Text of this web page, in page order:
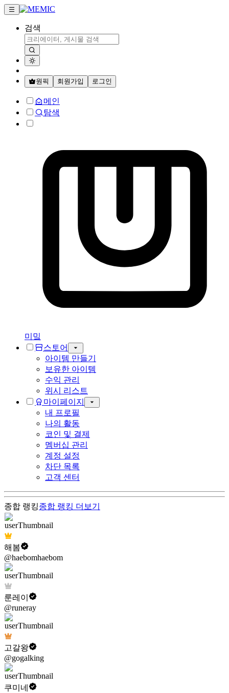
검색
원픽 회원가입 로그인
메인
탐색
미밐
스토어
아이템 만들기
보유한 아이템
수익 관리
위시 리스트
마이페이지
내 프로필
나의 활동
코인 및 결제
멤버십 관리
계정 설정
차단 목록
고객 센터
종합 랭킹종합 랭킹 더보기
해봄
@haebomhaebom
룬레이
@runeray
고갈왕
@gogalking
쿠미네